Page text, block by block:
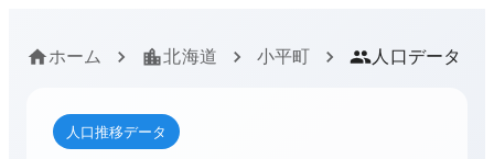
ホーム 北海道 小平町 人口データ
人口推移データ